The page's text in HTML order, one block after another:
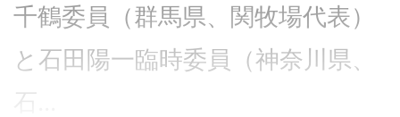
千鶴委員（群馬県、関牧場代表）
と石田陽一臨時委員（神奈川県、
石...